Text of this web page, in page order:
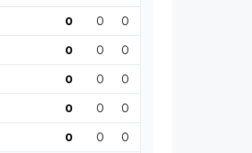
0 0 0
0 0 0
0 0 0
0 0 0
0 0 0